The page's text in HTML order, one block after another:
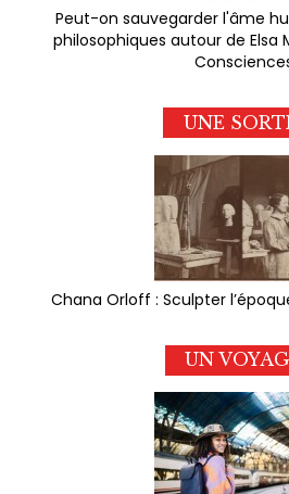
Peut-on sauvegarder l'âme
philosophiques autour de Elsa
UNE
Chana Orloff : Sculpter
UN